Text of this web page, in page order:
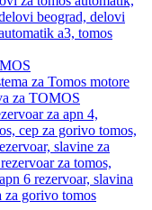
za TOMOS